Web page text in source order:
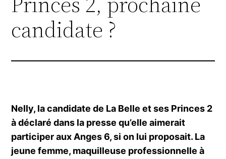
candidate ?
Nelly, la candidate de La Belle et ses Princes 2
à déclaré dans la presse qu’elle aimerait
participer aux Anges 6, si on lui proposait. La
jeune femme, maquilleuse professionnelle à